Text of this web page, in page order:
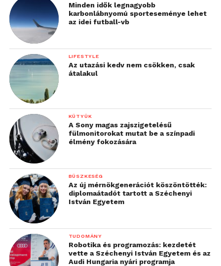
Minden idők legnagyobb
karbonlábnyomú sporteseménye lehet
az idei futball-vb
LIFESTYLE
Az utazási kedv nem csökken, csak
átalakul
KÜTYÜK
A Sony magas zajszigetelésű
fülmonitorokat mutat be a színpadi
élmény fokozására
BÜSZKESÉG
Az új mérnökgenerációt köszöntötték:
diplomaátadót tartott a Széchenyi
István Egyetem
TUDOMÁNY
Robotika és programozás: kezdetét
vette a Széchenyi István Egyetem és az
Audi Hungaria nyári programja